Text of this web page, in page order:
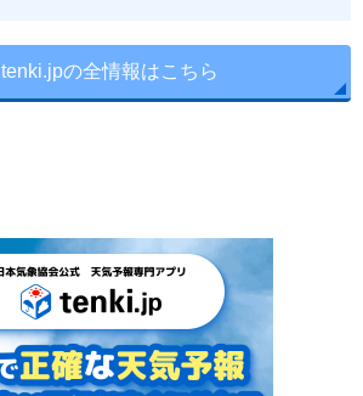
tenki.jpの全情報はこちら